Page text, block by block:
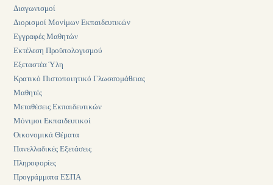
Διαγωνισμοί
Διορισμοί Μονίμων Εκπαιδευτικών
Εγγραφές Μαθητών
Εκτέλεση Προϋπολογισμού
Εξεταστέα Ύλη
Κρατικό Πιστοποιητικό Γλωσσομάθειας
Μαθητές
Μεταθέσεις Εκπαιδευτικών
Μόνιμοι Εκπαιδευτικοί
Οικονομικά Θέματα
Πανελλαδικές Εξετάσεις
Πληροφορίες
Προγράμματα ΕΣΠΑ